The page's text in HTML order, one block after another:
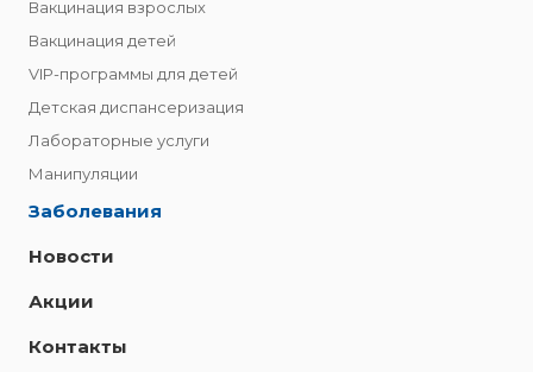
Вакцинация взрослых
Вакцинация детей
VIP-программы для детей
Детская диспансеризация
Лабораторные услуги
Манипуляции
Заболевания
Новости
Акции
Контакты